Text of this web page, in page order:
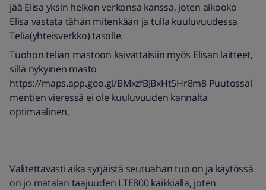
jää Elisa yksin heikon verkonsa kanssa, joten aikooko
Elisa vastata tähän mitenkään ja tulla kuuluvuudessa
Telia(yhteisverkko) tasolle.
Tuohon telian mastoon kaivattaisiin myös Elisan laitteet,
sillä nykyinen masto
https://maps.app.goo.gl/BMxzfBJBxHt5Hr8m8 Puutossal
mentien vieressä ei ole kuuluvuuden kannalta
optimaalinen.
Valitettavasti aika syrjäistä seutuahan tuo on ja käytössä
on jo matalan taajuuden LTE800 kaikkialla, joten